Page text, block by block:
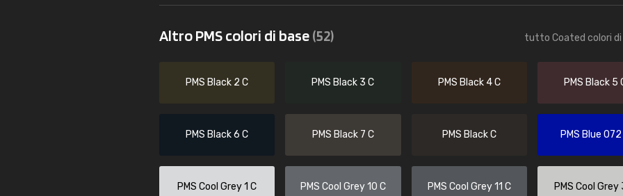
Altro PMS colori di base(52) tutto Coated colori di
PMS Black 2 C PMS Black 3 C PMS Black 4 C PMS Black 5
PMS Black 6 C PMS Black 7 C PMS Black C PMS Blue 072
PMS Cool Grey 1 C PMS Cool Grey 10 C PMS Cool Grey 11 C PMS Cool Grey